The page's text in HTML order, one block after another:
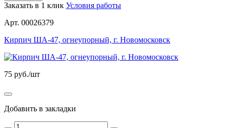
Заказать в 1 клик Условия работы
Арт. 00026379
Кирпич ШA-47, огнеупорный, г. Новомосковск
75 руб./шт
Добавить в закладки